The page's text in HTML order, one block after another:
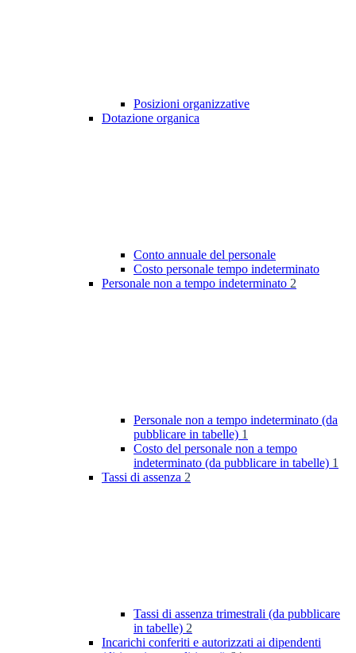
Posizioni organizzative
Dotazione organica
Conto annuale del personale
Costo personale tempo indeterminato
Personale non a tempo indeterminato 2
Personale non a tempo indeterminato (da
pubblicare in tabelle) 1
Costo del personale non a tempo
indeterminato (da pubblicare in tabelle) 1
Tassi di assenza 2
Tassi di assenza trimestrali (da pubblicare
in tabelle) 2
Incarichi conferiti e autorizzati ai dipendenti